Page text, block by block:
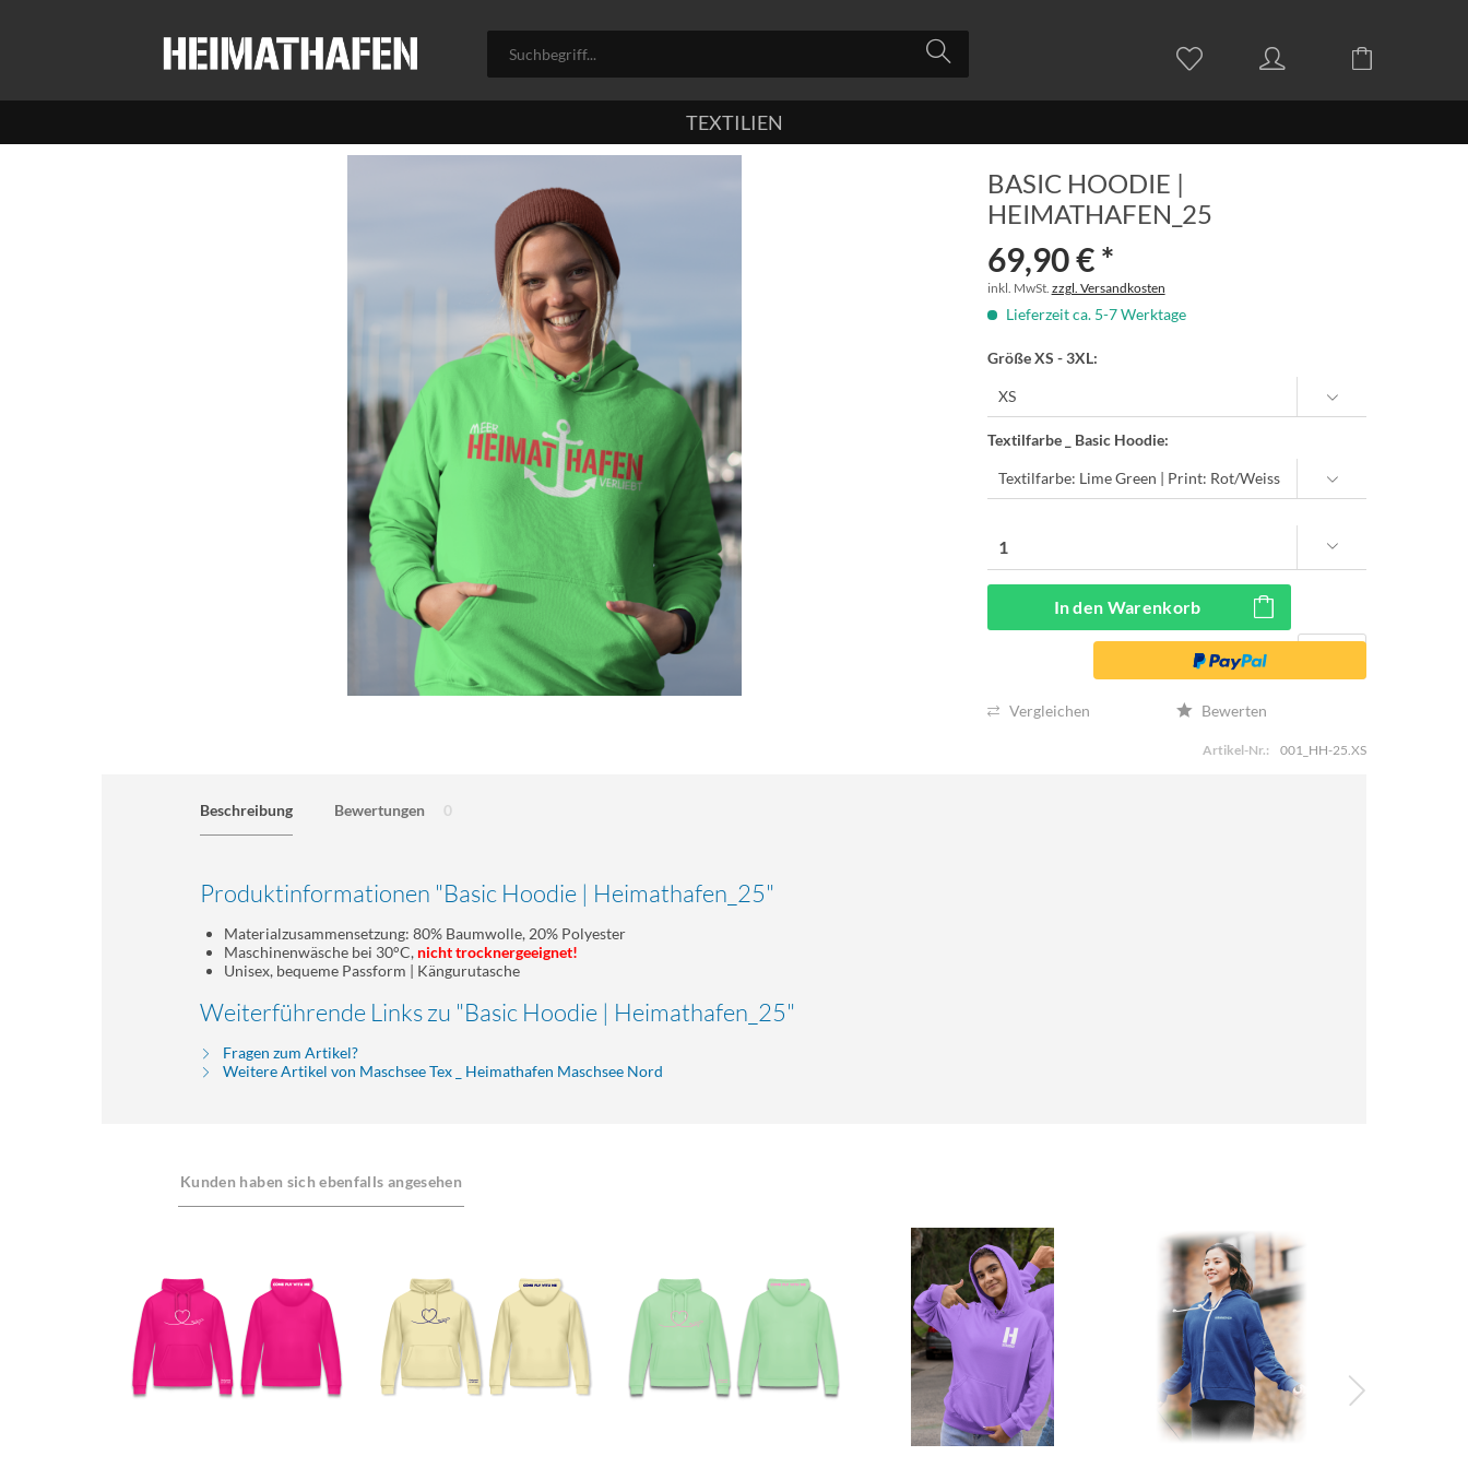
TEXTILIEN
BASIC HOODIE |
HEIMATHAFEN_25
69,90 € *
inkl. MwSt. zzgl. Versandkosten
Lieferzeit ca. 5-7 Werktage
Größe XS - 3XL:
Textilfarbe _ Basic Hoodie:
In den Warenkorb
Vergleichen Bewerten
Artikel-Nr.: 001_HH-25.XS
Beschreibung Bewertungen 0
Produktinformationen "Basic Hoodie | Heimathafen_25"
Materialzusammensetzung: 80% Baumwolle, 20% Polyester
Maschinenwäsche bei 30°C, nicht trocknergeeignet!
Unisex, bequeme Passform | Kängurutasche
Weiterführende Links zu "Basic Hoodie | Heimathafen_25"
Fragen zum Artikel?
Weitere Artikel von Maschsee Tex _ Heimathafen Maschsee Nord
Kunden haben sich ebenfalls angesehen